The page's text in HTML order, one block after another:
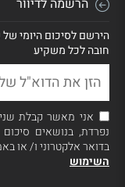
הרשמה לדיוור
הירשם לסיכום היומי של
חובה לכל משקיע
אני מאשר קבלת
נפרדת, בנושאים
בדואר אלקטרוני ו/ או
השימוש